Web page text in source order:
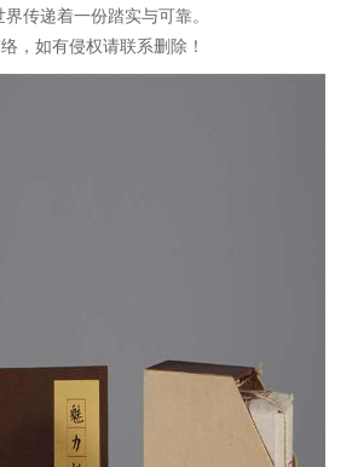
传递着一份踏实与可靠。
，如有侵权请联系删除！